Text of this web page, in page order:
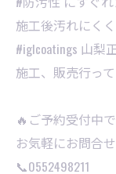
施工後汚れにく
⁡#iglcoatings 山梨
施工、販売行っ
🔥ご予約受付中
お気軽にお問合
📞0552498211